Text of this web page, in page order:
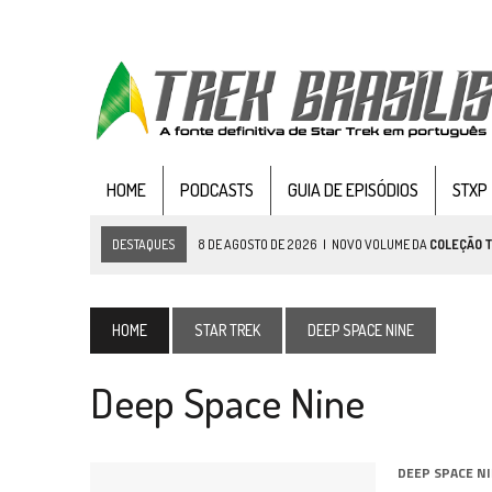
HOME PODCASTS GUIA DE EPISÓDIOS STXP
DESTAQUES 8 DE AGOSTO DE 2026 | NOVO VOLUME DA COLEÇÃO
6 DE AGOSTO DE 2026 | NOVA TEMPORADA DETHE CENTER SEAT
5 DE AGOSTO DE 2026 BALDE DO ODO #122 CHILDREN OF TIME
4 DE AGOSTO DE 2026
HOME STAR TREK DEEP SPACE NINE
Deep Space Nine
DEEP SPACE